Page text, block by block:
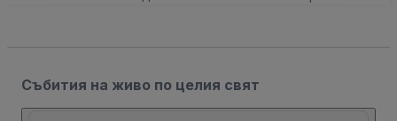
Събития на живо по целия свят